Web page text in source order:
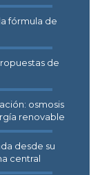
fórmula de
de
osmosis
renovable
desde su
central